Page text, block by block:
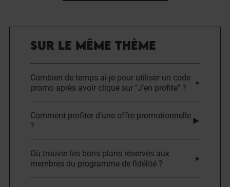
SUR LE MÊME THÈME
Combien de temps ai-je pour utiliser un code
promo après avoir cliqué sur "J’en profite" ?
Comment profiter d’une offre promotionnelle
?
Où trouver les bons plans réservés aux
membres du programme de fidélité ?